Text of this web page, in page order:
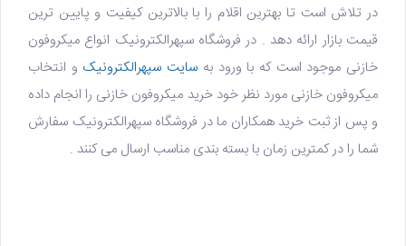
در تلاش است تا بهترین اقلام را با بالاترین کیفیت و پایین ترین
قیمت بازار ارائه دهد . در فروشگاه سپهرالکترونیک انواع میکروفون
خازنی موجود است که با ورود به سایت سپهرالکترونیک و انتخاب
میکروفون خازنی مورد نظر خود خرید میکروفون خازنی را انجام داده
و پس از ثبت خرید همکاران ما در فروشگاه سپهرالکترونیک سفارش
شما را در کمترین زمان با بسته بندی مناسب ارسال می کنند .